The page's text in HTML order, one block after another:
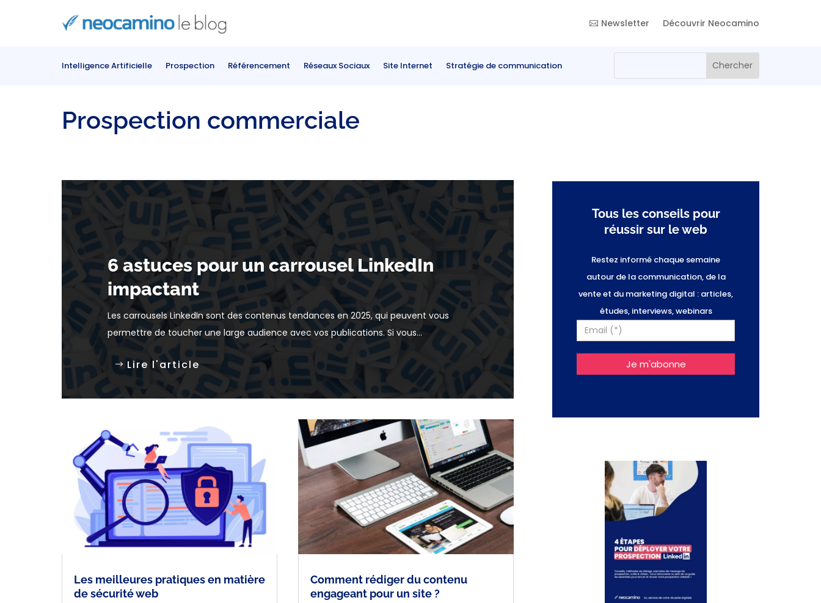
Newsletter Découvrir Neocamino
Intelligence Artificielle Prospection Référencement Réseaux Sociaux Site Internet Stratégie de communication
Prospection commerciale
6 astuces pour un carrousel LinkedIn
impactant
Les carrousels LinkedIn sont des contenus tendances en 2025, qui peuvent vous
permettre de toucher une large audience avec vos publications. Si vous...
Lire l'article
Les meilleures pratiques en matière
de sécurité web
Comment rédiger du contenu
engageant pour un site ?
Tous les conseils pour
réussir sur le web
Restez informé chaque semaine
autour de la communication, de la
vente et du marketing digital : articles,
études, interviews, webinars